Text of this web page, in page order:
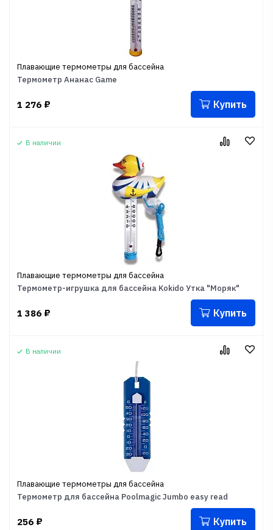
Плавающие термометры для бассейна
Термометр Ананас Game
1 276 ₽ Купить
В наличии
Плавающие термометры для бассейна
Термометр-игрушка для бассейна Kokido Утка "Моряк"
1 386 ₽ Купить
В наличии
Плавающие термометры для бассейна
Термометр для бассейна Poolmagic Jumbo easy read
256 ₽ Купить